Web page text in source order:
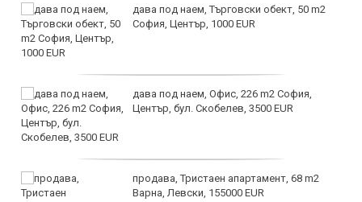
дава под наем, Търговски обект, 50 m2
София, Център, 1000 EUR
дава под наем, Офис, 226 m2 София,
Център, бул. Скобелев, 3500 EUR
продава, Тристаен апартамент, 68 m2
Варна, Левски, 155000 EUR